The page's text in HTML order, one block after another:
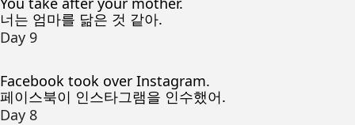
너는 엄마를 닮은 것 같아.
Day 9
Facebook took over Instagram.
페이스북이 인스타그램을 인수했어.
Day 8